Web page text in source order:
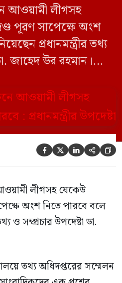
আওয়ামী লীগসহ
পূরণ সাপেক্ষে অংশ
প্রধানমন্ত্রীর তথ্য
জাহেদ উর রহমান।
সাংবাদিকদের
এ কথা বলেন।
    
লীগসহ যেকেউ
অংশ নিতে পারবে বলে
ও সম্প্রচার উপদেষ্টা ডা.
তথ্য অধিদপ্তরের সম্মেলন